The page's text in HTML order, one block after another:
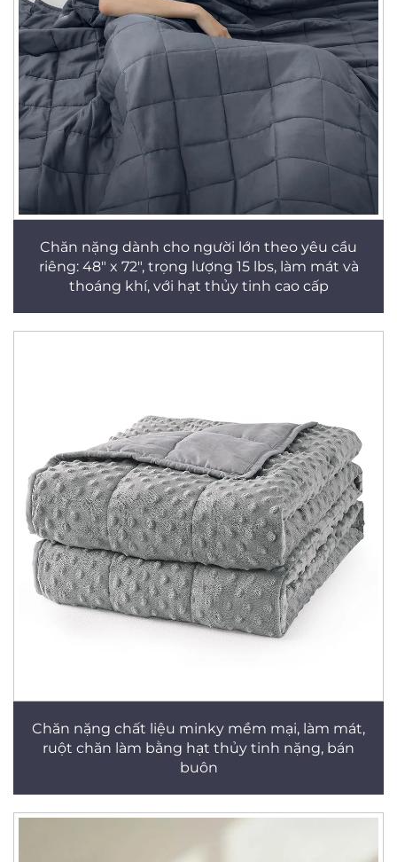
Chăn nặng dành cho người lớn theo yêu cầu
riêng: 48" x 72", trọng lượng 15 lbs, làm mát và
thoáng khí, với hạt thủy tinh cao cấp
Chăn nặng chất liệu minky mềm mại, làm mát,
ruột chăn làm bằng hạt thủy tinh nặng, bán
buôn